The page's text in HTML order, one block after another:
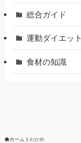
総合ガイド
運動ダイエット
食材の知識
ホーム わかめ